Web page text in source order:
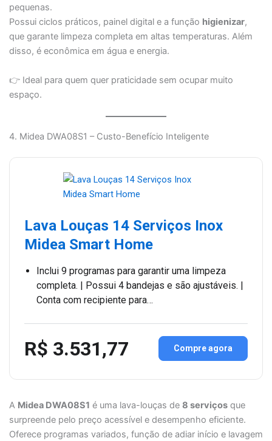
pequenas.
Possui ciclos práticos, painel digital e a função higienizar,
que garante limpeza completa em altas temperaturas. Além
disso, é econômica em água e energia.
👉 Ideal para quem quer praticidade sem ocupar muito
espaço.
4. Midea DWA08S1 – Custo-Benefício Inteligente
Lava Louças 14 Serviços Inox
Midea Smart Home
Inclui 9 programas para garantir uma limpeza
completa. | Possui 4 bandejas e são ajustáveis. |
Conta com recipiente para…
R$ 3.531,77 Compre agora
A Midea DWA08S1 é uma lava-louças de 8 serviçosque
surpreende pelo preço acessível e desempenho eficiente.
Oferece programas variados, função de adiar início e lavagem